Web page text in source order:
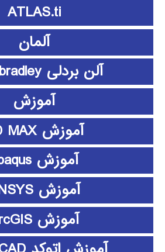
ATLAS.ti
آلمان
آلن بردلی Allen bradley
آموزش
آموزش 3D MAX
آموزش abaqus
آموزش ANSYS
آموزش ArcGIS